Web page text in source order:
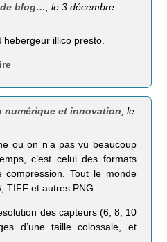
blog…
, le 3 décembre
illico presto.
numérique et innovation , le
ou on n’a pas vu beaucoup
c’est celui des formats
compression. Tout le monde
TIFF et autres PNG.
des capteurs (6, 8, 10
d’une taille colossale, et